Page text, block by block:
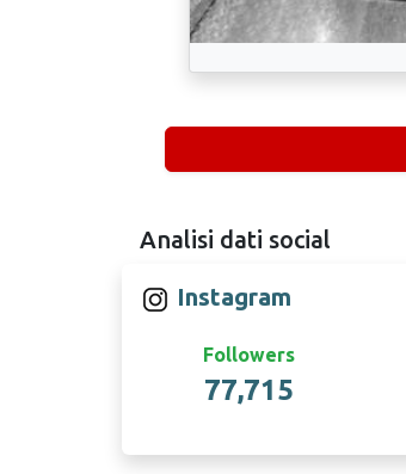
Analisi dati social
Instagram
Followers
77,715